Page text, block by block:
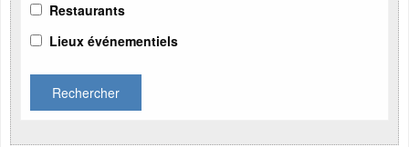
Restaurants
Lieux événementiels
Rechercher